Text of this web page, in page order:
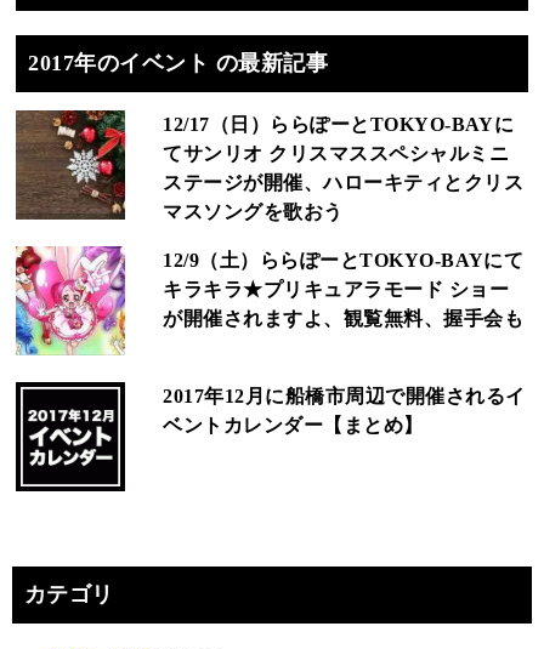
2017年のイベント の最新記事
12/17（日）ららぽーとTOKYO-BAYに
てサンリオ クリスマススペシャルミニ
ステージが開催、ハローキティとクリス
マスソングを歌おう
12/9（土）ららぽーとTOKYO-BAYにて
キラキラ★プリキュアラモード ショー
が開催されますよ、観覧無料、握手会も
2017年12月に船橋市周辺で開催されるイ
ベントカレンダー【まとめ】
カテゴリ